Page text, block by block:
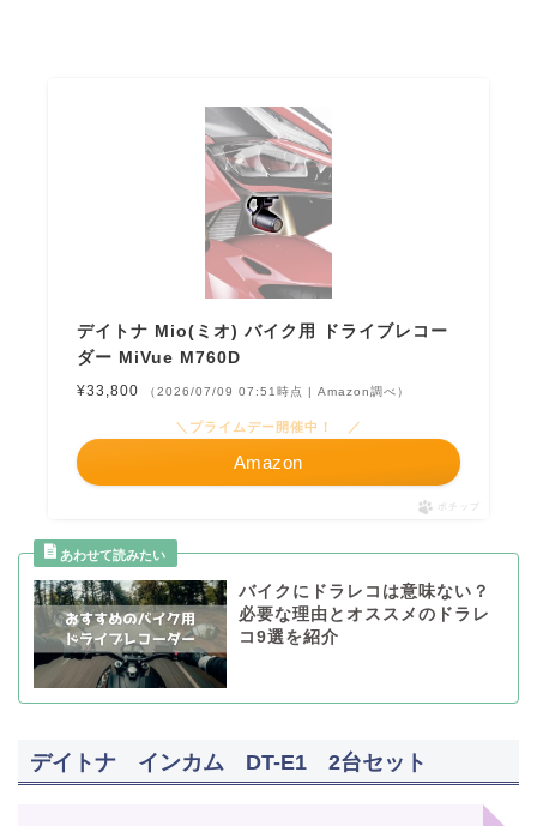
デイトナ Mio(ミオ) バイク用 ドライブレコー
ダー MiVue M760D
¥33,800 （2026/07/09 07:51時点 | Amazon調べ）
＼プライムデー開催中！ ／
Amazon
ポチップ
バイクにドラレコは意味ない？
必要な理由とオススメのドラレ
コ9選を紹介
デイトナ インカム DT-E1 2台セット